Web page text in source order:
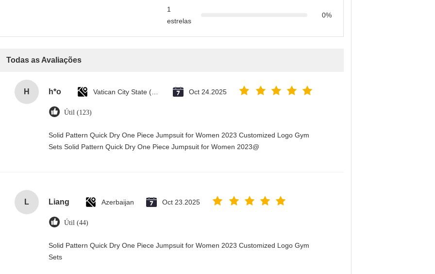
1
estrelas
0%
Todas as Avaliações
H h*o Oct 24.2025
Útil (123)
Solid Pattern Quick Dry One Piece Jumpsuit for Women 2023 Customized Logo Gym
Sets Solid Pattern Quick Dry One Piece Jumpsuit for Women 2023@
L Liang Azerbaijan Oct 23.2025
Útil (44)
Solid Pattern Quick Dry One Piece Jumpsuit for Women 2023 Customized Logo Gym
Sets